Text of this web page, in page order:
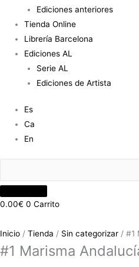
Ediciones anteriores
Tienda Online
Librería Barcelona
Ediciones AL
Serie AL
Ediciones de Artista
Es
Ca
En
0.00€ 0 Carrito
Inicio / Tienda / Sin categorizar / #1
#1 Marisma